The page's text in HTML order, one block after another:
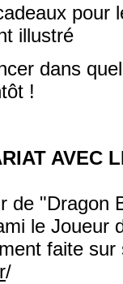
pour
illustré
dans
!
AVEC
de "Dragon
le Joueur
faite sur
/